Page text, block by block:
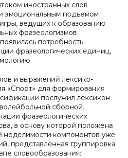
иностранных слов
эмоциональным подъемом
ведущих к образованию
фразеологизмов
потребность
фразеологических единиц,
и выражений лексико-
«Спорт» для формирования
послужил лексикон
сборной.
фразеологических
в основу которой положена
неделимости компонентов уже
представленная группировка
словообразования: